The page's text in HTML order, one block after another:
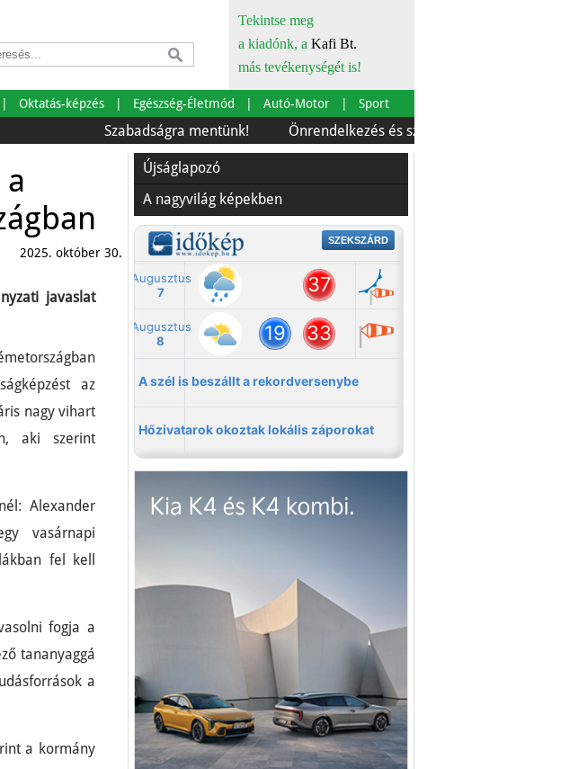
Tekintse meg
a kiadónk, a Kafi Bt.
más tevékenységét is!
Oktatás-képzés Egészség-Életmód Autó-Motor Sport
Szabadságra mentünk! Önrendelkezés és szürkebarát
2025. október 30.
javaslat
az
nagy vihart
aki szerint
Alexander
vasárnapi
fel kell
fogja a
tananyaggá
a
a kormány
Újságlapozó
A nagyvilág képekben